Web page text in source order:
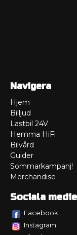
Navigera
Hjem
Billjud
Lastbil 24V
Hemma HiFi
Bilvård
Guider
Sommarkampanj!
Merchandise
Sociala
Facebook
Instagram